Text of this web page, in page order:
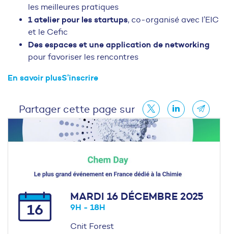
les meilleures pratiques
1 atelier pour les startups, co-organisé avec l’EIC
et le Cefic
Des espaces et une application de networking
pour favoriser les rencontres
En savoir plusS’inscrire
Partager cette page sur
16
MARDI 16 DÉCEMBRE 2025
9H - 18H
Cnit Forest